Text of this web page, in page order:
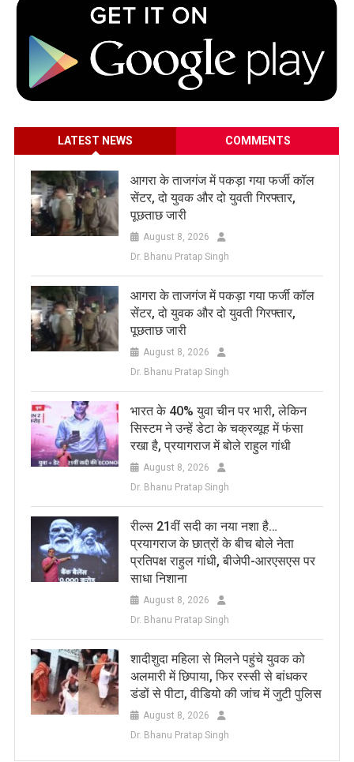
LATEST NEWS COMMENTS
आगरा के ताजगंज में पकड़ा गया फर्जी कॉल
सेंटर, दो युवक और दो युवती गिरफ्तार,
पूछताछ जारी
August 8, 2026
Dr. Bhanu Pratap Singh
आगरा के ताजगंज में पकड़ा गया फर्जी कॉल
सेंटर, दो युवक और दो युवती गिरफ्तार,
पूछताछ जारी
August 8, 2026
Dr. Bhanu Pratap Singh
भारत के 40% युवा चीन पर भारी, लेकिन
सिस्टम ने उन्हें डेटा के चक्रव्यूह में फंसा
रखा है, प्रयागराज में बोले राहुल गांधी
August 8, 2026
Dr. Bhanu Pratap Singh
रील्स 21वीं सदी का नया नशा है…
प्रयागराज के छात्रों के बीच बोले नेता
प्रतिपक्ष राहुल गांधी, बीजेपी-आरएसएस पर
साधा निशाना
August 8, 2026
Dr. Bhanu Pratap Singh
शादीशुदा महिला से मिलने पहुंचे युवक को
अलमारी में छिपाया, फिर रस्सी से बांधकर
डंडों से पीटा, वीडियो की जांच में जुटी पुलिस
August 8, 2026
Dr. Bhanu Pratap Singh